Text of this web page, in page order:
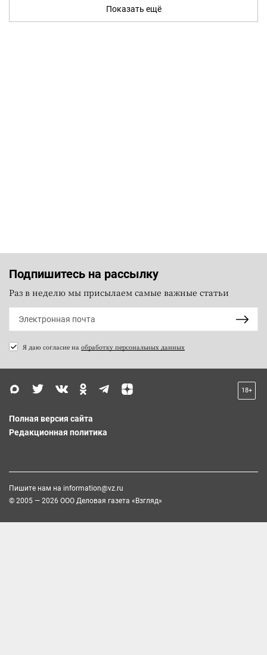
Показать ещё
Подпишитесь на рассылку
Раз в неделю мы присылаем самые важные статьи
Я даю согласие на обработку персональных данных
18+
Полная версия сайта
Редакционная политика
Пишите нам на information@vz.ru
© 2005 — 2026 ООО Деловая газета «Взгляд»